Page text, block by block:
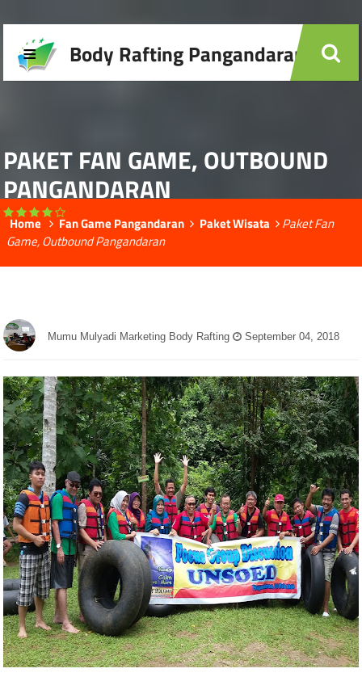
Body Rafting Pangandaran
≡
PAKET FAN GAME, OUTBOUND
PANGANDARAN
Home Fan Game Pangandaran Paket Wisata
Paket Fan
Game, Outbound Pangandaran
Mumu Mulyadi Marketing Body Rafting September 04, 2018